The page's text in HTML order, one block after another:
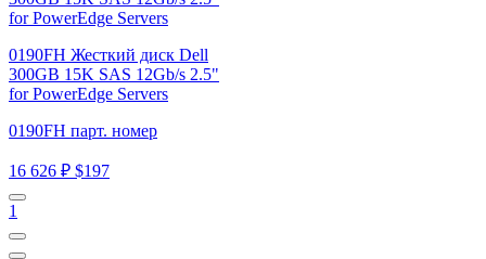
0190FH Жесткий диск Dell
300GB 15K SAS 12Gb/s 2.5"
for PowerEdge Servers
0190FH парт. номер
16 626 ₽ $197
1